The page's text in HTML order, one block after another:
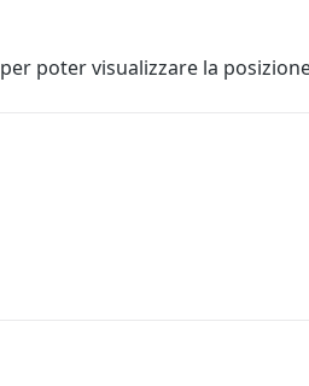
per poter visualizzare la